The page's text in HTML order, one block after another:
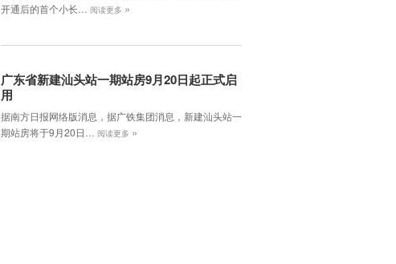
开通后的首个小长…
阅读更多 »
广东省新建汕头站一期站房9月20日起正式启
用
据南方日报网络版消息，据广铁集团消息，新建汕头站一
期站房将于9月20日…
阅读更多 »